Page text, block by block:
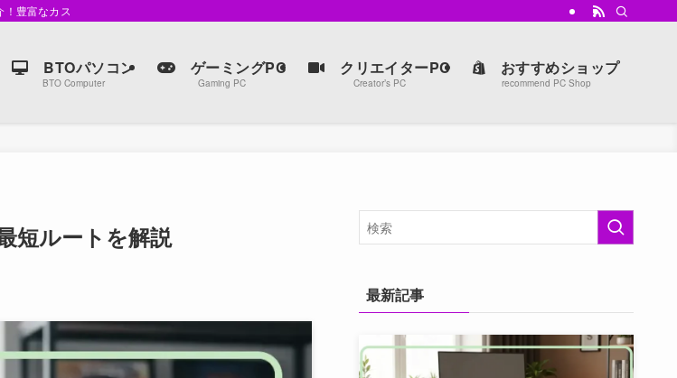
富なカスタマイズオプションで、自分だけの最強マシンを手に入れよう。
BTOパソコン
BTO Computer
ゲーミングPC
Gaming PC
クリエイターPC
Creator’s PC
おすすめショップ
recommend PC Shop
短ルートを解説
最新記事